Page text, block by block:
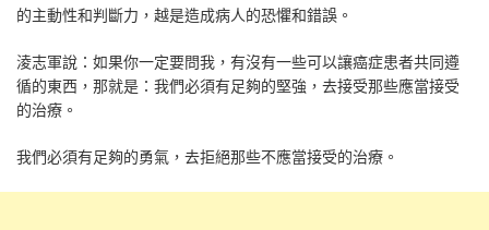
的主動性和判斷力，越是造成病人的恐懼和錯誤。
淩志軍說：如果你一定要問我，有沒有一些可以讓癌症患者共同遵
循的東西，那就是：我們必須有足夠的堅強，去接受那些應當接受
的治療。
我們必須有足夠的勇氣，去拒絕那些不應當接受的治療。